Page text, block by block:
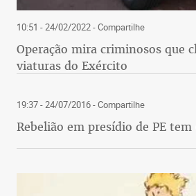
10:51 - 24/02/2022- Compartilhe
Operação mira criminosos que
viaturas do Exército
19:37 - 24/07/2016- Compartilhe
Rebelião em presídio de PE